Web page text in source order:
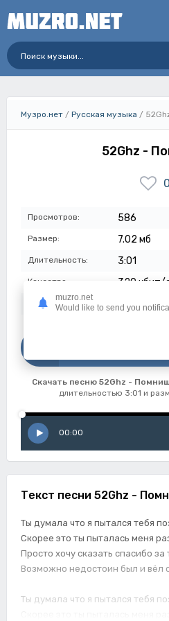
Музро.нет / Русская музыка /
52Ghz -
0
Просмотров: 586
Размер: 7.02 мб
Длительность: 3:01
Качество: 320 кбит/
Дата: 14-07-
Скачать песню 52Ghz -
длительностью 3:01 и
00:00
Текст песни 52Ghz -
Ты думала что я пытался тебя
Скорее это ты пыталась меня
Просто хочу сказать спасибо
Возможно недостоин был и вёл
Ты думала что я пытался тебя
muzro.net
Would like to send you